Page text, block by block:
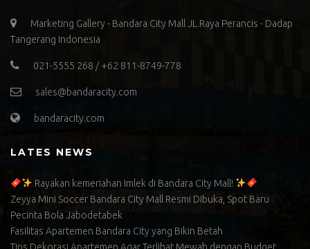
Marketing Gallery - Bandara City Mall JL.Raya Perancis - Dadap
Tangerang Indonesia
021-5555 268 / +62 811-8749-778
sales@bandaracity.com
bandaracity.com
LATES NEWS
Rayakan kemeriahan Imlek di Bandara City Mall!
Zeyya Mini Soccer Bandara City Mall Resmi Dibuka, Spot Baru
Pecinta Bola Jabodetabek
Fasilitas Apartemen Bandara City yang Bikin Betah